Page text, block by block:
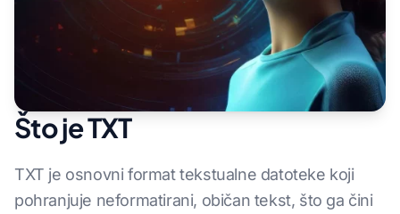
Što je TXT
TXT je osnovni format tekstualne datoteke koji
pohranjuje neformatirani, običan tekst, što ga čini